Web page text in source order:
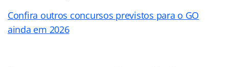
Confira outros concursos previstos para o GO
ainda em 2026